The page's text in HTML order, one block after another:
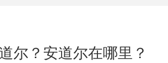
尔？安道尔在哪里？